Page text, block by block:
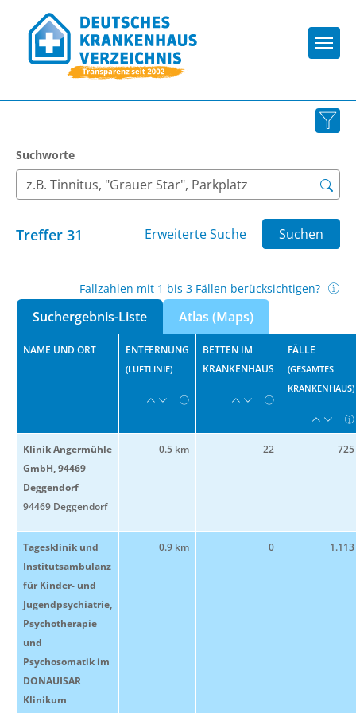
Suchworte
Treffer 31 Erweiterte Suche Suchen
Suchergebnis-Liste Atlas (Maps)
Fallzahlen mit 1 bis 3 Fällen berücksichtigen?
NAME UND ORT ENTFERNUNG
(LUFTLINIE)
BETTEN IM
KRANKENHAUS
FÄLLE
(GESAMTES
KRANKENHAUS)
Klinik Angermühle
GmbH, 94469
Deggendorf
94469 Deggendorf
0.5 km 22 725
Tagesklinik und
Institutsambulanz
für Kinder- und
Jugendpsychiatrie,
Psychotherapie
und
Psychosomatik im
DONAUISAR
Klinikum
0.9 km 0 1.113